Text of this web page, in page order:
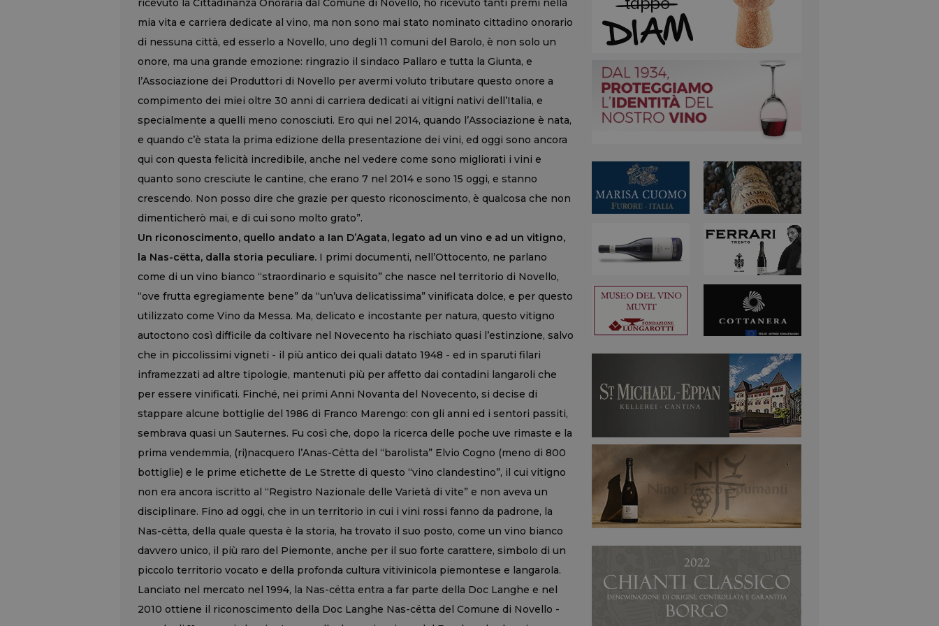
ricevuto la Cittadinanza Onoraria dal Comune di Novello, ho ricevuto tanti premi nella
mia vita e carriera dedicate al vino, ma non sono mai stato nominato cittadino onorario
di nessuna città, ed esserlo a Novello, uno degli 11 comuni del Barolo, è non solo un
onore, ma una grande emozione: ringrazio il sindaco Pallaro e tutta la Giunta, e
l’Associazione dei Produttori di Novello per avermi voluto tributare questo onore a
compimento dei miei oltre 30 anni di carriera dedicati ai vitigni nativi dell’Italia, e
specialmente a quelli meno conosciuti. Ero qui nel 2014, quando l’Associazione è nata,
e quando c’è stata la prima edizione della presentazione dei vini, ed oggi sono ancora
qui con questa felicità incredibile, anche nel vedere come sono migliorati i vini e
quanto sono cresciute le cantine, che erano 7 nel 2014 e sono 15 oggi, e stanno
crescendo. Non posso dire che grazie per questo riconoscimento, è qualcosa che non
dimenticherò mai, e di cui sono molto grato”.
Un riconoscimento, quello andato a Ian D’Agata, legato ad un vino e ad un vitigno,
la Nas-cëtta, dalla storia peculiare. I primi documenti, nell’Ottocento, ne parlano
come di un vino bianco “straordinario e squisito” che nasce nel territorio di Novello,
“ove frutta egregiamente bene” da “un’uva delicatissima” vinificata dolce, e per questo
utilizzato come Vino da Messa. Ma, delicato e incostante per natura, questo vitigno
autoctono così difficile da coltivare nel Novecento ha rischiato quasi l’estinzione, salvo
che in piccolissimi vigneti - il più antico dei quali datato 1948 - ed in sparuti filari
inframezzati ad altre tipologie, mantenuti più per affetto dai contadini langaroli che
per essere vinificati. Finché, nei primi Anni Novanta del Novecento, si decise di
stappare alcune bottiglie del 1986 di Franco Marengo: con gli anni ed i sentori passiti,
sembrava quasi un Sauternes. Fu così che, dopo la ricerca delle poche uve rimaste e la
prima vendemmia, (ri)nacquero l’Anas-Cëtta del “barolista” Elvio Cogno (meno di 800
bottiglie) e le prime etichette de Le Strette di questo “vino clandestino”, il cui vitigno
non era ancora iscritto al “Registro Nazionale delle Varietà di vite” e non aveva un
disciplinare. Fino ad oggi, che in un territorio in cui i vini rossi fanno da padrone, la
Nas-cëtta, della quale questa è la storia, ha trovato il suo posto, come un vino bianco
davvero unico, il più raro del Piemonte, anche per il suo forte carattere, simbolo di un
piccolo territorio vocato e della profonda cultura vitivinicola piemontese e langarola.
Lanciato nel mercato nel 1994, la Nas-cëtta entra a far parte della Doc Langhe e nel
2010 ottiene il riconoscimento della Doc Langhe Nas-cëtta del Comune di Novello -